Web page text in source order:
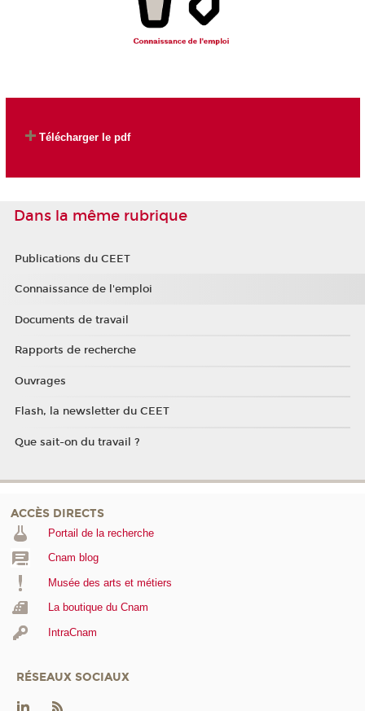
Télécharger le pdf
Dans la même rubrique
Publications du CEET
Connaissance de l'emploi
Documents de travail
Rapports de recherche
Ouvrages
Flash, la newsletter du CEET
Que sait-on du travail ?
ACCÈS DIRECTS
Portail de la recherche
Cnam blog
Musée des arts et métiers
La boutique du Cnam
IntraCnam
RÉSEAUX SOCIAUX